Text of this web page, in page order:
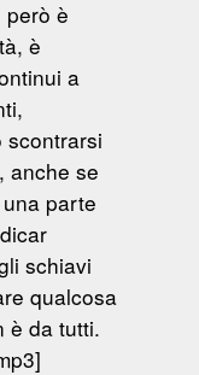
però è
è
a
scontrarsi
anche se
parte
schiavi
qualcosa
è da tutti.